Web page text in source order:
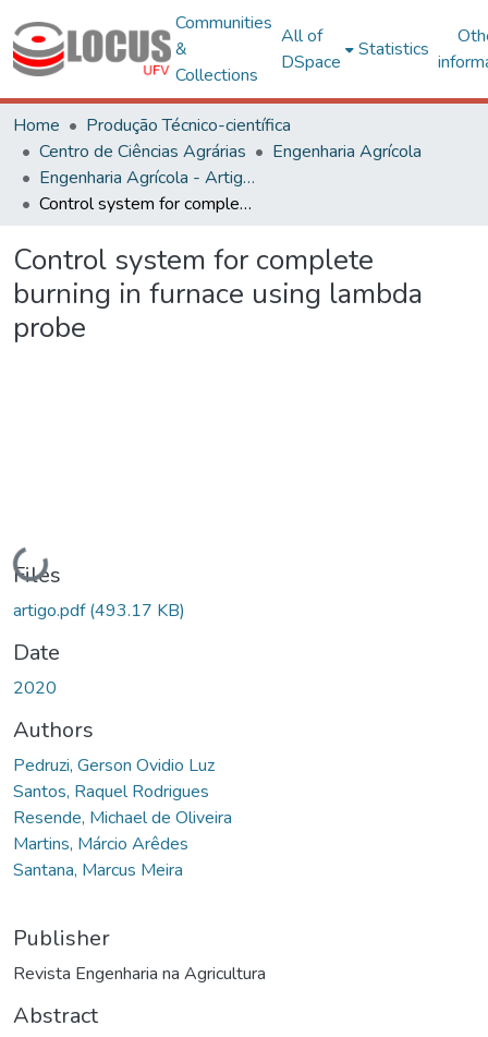
Communities
&
Collections
All of
DSpace
Statistics
Home
Produção Técnico-científica
Centro de Ciências Agrárias
Engenharia Agrícola
Engenharia Agrícola - Artigos
Control system for complete burning in furnace using lambda probe
Control system for complete
burning in furnace using lambda
probe
Loading...
Files
artigo.pdf(493.17 KB)
Date
2020
Authors
Pedruzi, Gerson Ovidio Luz
Santos, Raquel Rodrigues
Resende, Michael de Oliveira
Martins, Márcio Arêdes
Santana, Marcus Meira
Publisher
Revista Engenharia na Agricultura
Abstract